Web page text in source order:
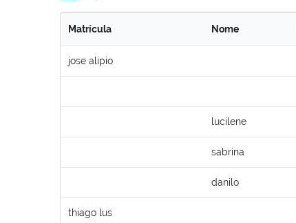
Matrícula Nome
jose alipio
lucilene
sabrina
danilo
thiago lus